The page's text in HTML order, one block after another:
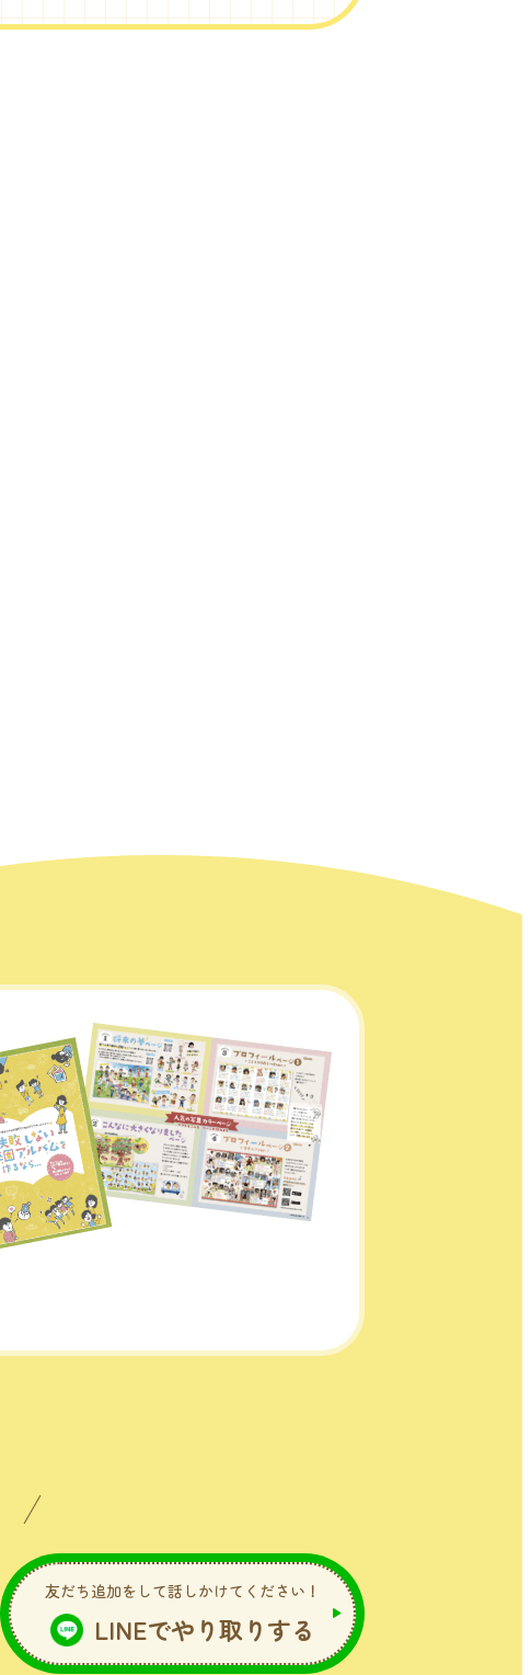
友だち追加をして話しかけてください！
LINEでやり取りする